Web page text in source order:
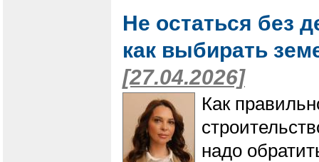
Не остаться без
как выбирать
[27.04.2026]
Как
надо